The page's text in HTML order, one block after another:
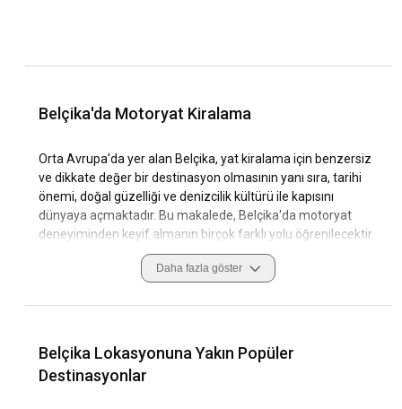
Belçika'da Motoryat Kiralama
Orta Avrupa'da yer alan Belçika, yat kiralama için benzersiz
ve dikkate değer bir destinasyon olmasının yanı sıra, tarihi
önemi, doğal güzelliği ve denizcilik kültürü ile kapısını
dünyaya açmaktadır. Bu makalede, Belçika'da motoryat
deneyiminden keyif almanın birçok farklı yolu öğrenilecektir.
İkinci bölümde ise, bölge ve farklı kiralama dönemleri
hakkında bilgi vererek, motoryat kiralamayı eşsiz, benzersiz
seçmelisiniz?
Belçika'da motoryat kiralamanın özelliği, hem tarihi şehirlere
Daha fazla göster
Belçika Lokasyonuna Yakın Popüler
Destinasyonlar